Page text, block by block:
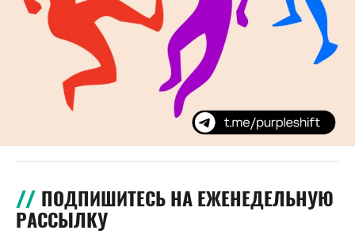
ПОДПИШИТЕСЬ НА ЕЖЕНЕДЕЛЬНУЮ
РАССЫЛКУ